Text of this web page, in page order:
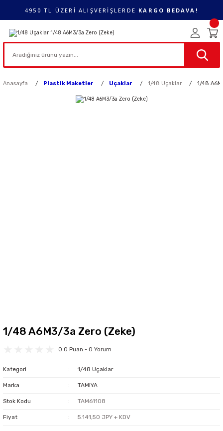
4950 TL ÜZERİ ALIŞVERİŞLERDE KARGO BEDAVA!
Anasayfa Plastik Maketler Uçaklar 1/48 Uçaklar 1/48
1/48 A6M3/3a Zero (Zeke)
0.0 Puan - 0 Yorum
Kategori 1/48 Uçaklar
Marka TAMIYA
Stok Kodu TAM61108
Fiyat 5.141,50 JPY + KDV